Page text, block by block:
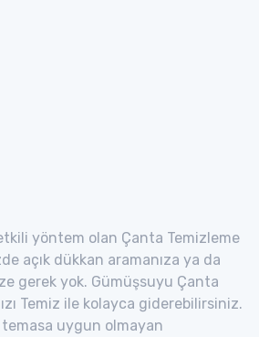
yöntem olan Çanta Temizleme
açık dükkan aramanıza ya da
gerek yok. Gümüşsuyu Çanta
Temiz ile kolayca giderebilirsiniz.
temasa uygun olmayan